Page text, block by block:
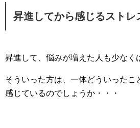
昇進してから感じるストレ
昇進して、悩みが増えた人も少なく
そういった方は、一体どういったこ
感じているのでしょうか・・・